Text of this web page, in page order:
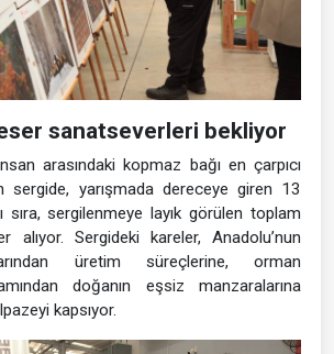
sanatseverleri bekliyor
arasındaki kopmaz bağı en çarpıcı
sergide, yarışmada dereceye giren 13
sıra, sergilenmeye layık görülen toplam
Sergideki kareler, Anadolu’nun
üretim süreçlerine, orman
doğanın eşsiz manzaralarına
kapsıyor.